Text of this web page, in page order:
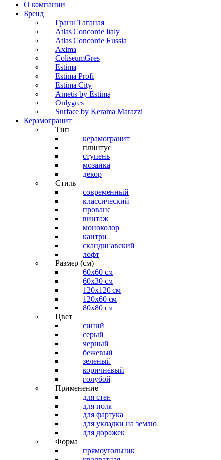
О компании
Бренд
Грани Таганая
Atlas Concorde Italy
Atlas Concorde Russia
Axima
ColiseumGres
Estima
Estima Profi
Estima City
Ametis by Estima
Onlygres
Surface by Kerama Marazzi
Керамогранит
Тип
керамогранит
плинтус
ступень
мозаика
декор
Стиль
современный
классический
прованс
винтаж
моноколор
кантри
скандинавский
лофт
Размер (см)
60х60 см
60x30 см
120x120 см
120x60 см
80x80 см
Цвет
синий
серый
черный
бежевый
зеленый
коричневый
голубой
Применение
для стен
для пола
для фартука
для укладки на землю
для дорожек
Форма
прямоугольник